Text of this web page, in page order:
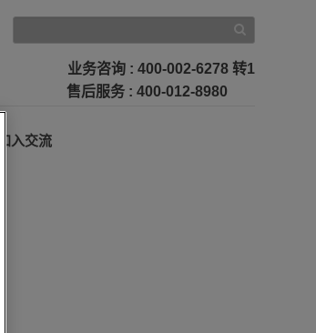
业务咨询: 400-002-6278 转1
售后服务: 400-012-8980
加入交流